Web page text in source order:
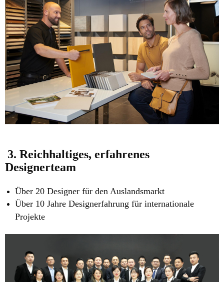
3. Reichhaltiges, erfahrenes
Designerteam
Über 20 Designer für den Auslandsmarkt
Über 10 Jahre Designerfahrung für internationale
Projekte